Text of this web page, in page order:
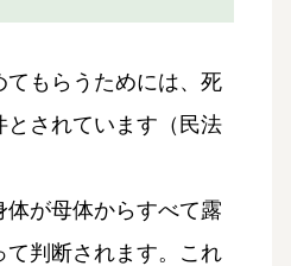
てもらうためには、死
とされています（民法
体が母体からすべて露
て判断されます。これ